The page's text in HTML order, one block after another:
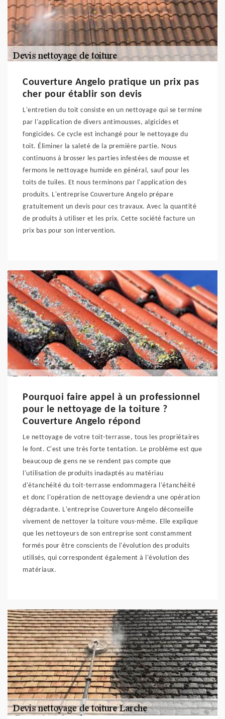
Couverture Angelo pratique un prix pas
cher pour établir son devis
L'entretien du toit consiste en un nettoyage qui se termine
par l'application de divers antimousses, algicides et
fongicides. Ce cycle est inchangé pour le nettoyage du
toit. Éliminer la saleté de la première partie. Nous
continuons à brosser les parties infestées de mousse et
fermons le nettoyage humide en général, sauf pour les
toits de tuiles. Et nous terminons par l'application des
produits. L'entreprise Couverture Angelo prépare
gratuitement un devis pour ces travaux. Avec la quantité
de produits à utiliser et les prix. Cette société facture un
prix bas pour son intervention.
Pourquoi faire appel à un professionnel
pour le nettoyage de la toiture ?
Couverture Angelo répond
Le nettoyage de votre toit-terrasse, tous les propriétaires
le font. C'est une très forte tentation. Le problème est que
beaucoup de gens ne se rendent pas compte que
l'utilisation de produits inadaptés au matériau
d'étanchéité du toit-terrasse endommagera l'étanchéité
et donc l'opération de nettoyage deviendra une opération
dégradante. L'entreprise Couverture Angelo déconseille
vivement de nettoyer la toiture vous-même. Elle explique
que les nettoyeurs de son entreprise sont constamment
formés pour être conscients de l'évolution des produits
utilisés, qui correspondent également à l'évolution des
matériaux.